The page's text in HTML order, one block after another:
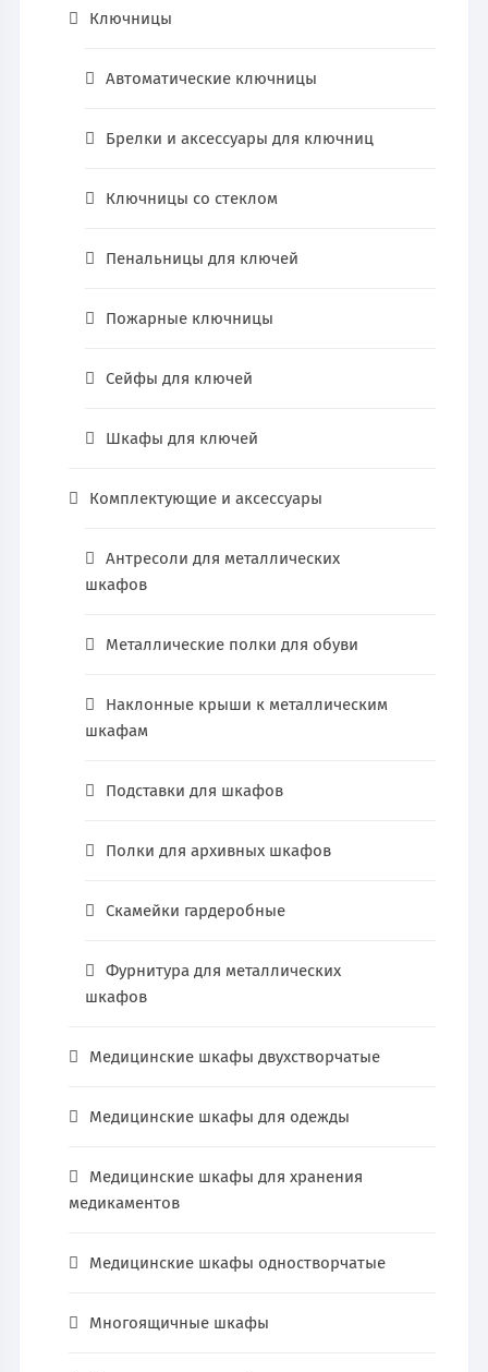
Ключницы
Автоматические ключницы
Брелки и аксессуары для ключниц
Ключницы со стеклом
Пенальницы для ключей
Пожарные ключницы
Сейфы для ключей
Шкафы для ключей
Комплектующие и аксессуары
Антресоли для металлических
шкафов
Металлические полки для обуви
Наклонные крыши к металлическим
шкафам
Подставки для шкафов
Полки для архивных шкафов
Скамейки гардеробные
Фурнитура для металлических
шкафов
Медицинские шкафы двухстворчатые
Медицинские шкафы для одежды
Медицинские шкафы для хранения
медикаментов
Медицинские шкафы одностворчатые
Многоящичные шкафы